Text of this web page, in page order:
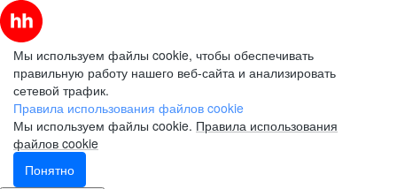
Мы используем файлы cookie, чтобы обеспечивать
правильную работу нашего веб-сайта и анализировать
сетевой трафик.
Правила использования файлов cookie
Мы используем файлы cookie. Правила использования
файлов cookie
Понятно